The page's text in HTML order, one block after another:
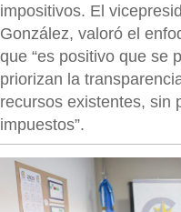
impositivos. El
González, valoró el
que “es positivo que se
priorizan la
recursos existentes, sin
impuestos”.